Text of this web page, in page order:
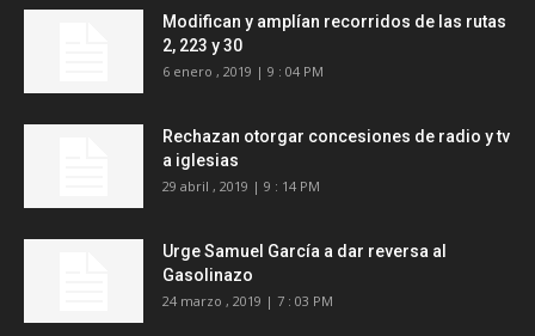
Modifican y amplían recorridos de las rutas
2, 223 y 30
6 enero , 2019 | 9 : 04 PM
Rechazan otorgar concesiones de radio y tv
a iglesias
29 abril , 2019 | 9 : 14 PM
Urge Samuel García a dar reversa al
Gasolinazo
24 marzo , 2019 | 7 : 03 PM